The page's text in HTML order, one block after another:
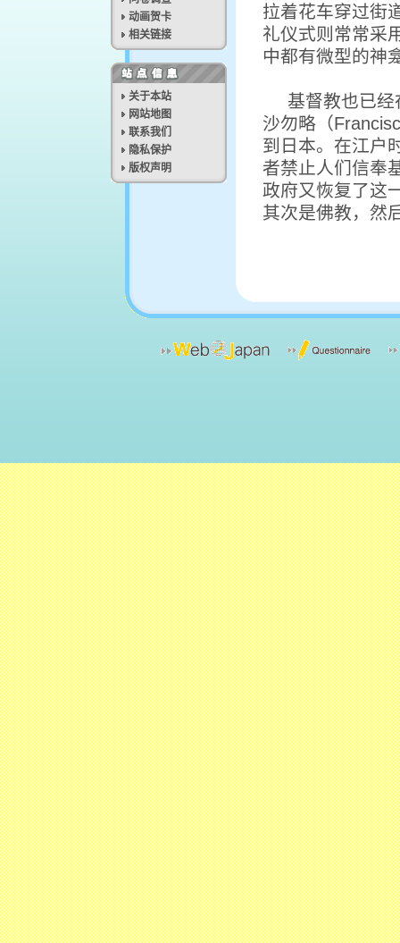
拉着花车穿过街
礼仪式则常常采
中都有微型的神
基督教也已
沙勿略（
到日本。在江户
者禁止人们信奉
政府又恢复了这
其次是佛教，然
动画贺卡
相关链接
关于本站
网站地图
联系我们
隐私保护
版权声明